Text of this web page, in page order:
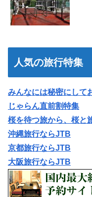
人気の旅行特集
みんなには秘密にして
じゃらん直前割特集
桜を待つ旅から、桜と
沖縄旅行ならJTB
京都旅行ならJTB
大阪旅行ならJTB